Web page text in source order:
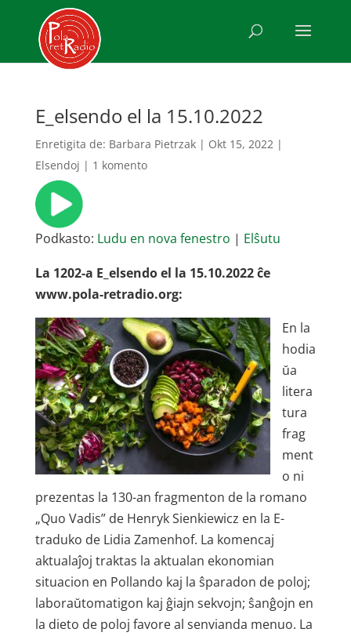
E_elsendo el la 15.10.2022
Enretigita de: Barbara Pietrzak| Okt 15, 2022|
Elsendoj | 1 komento
Podkasto: Ludu en nova fenestro | Elŝutu
La 1202-a E_elsendo el la 15.10.2022 ĉe
www.pola-retradio.org:
En la
hodia
ŭa
litera
tura
frag
ment
o ni
prezentas la 130-an fragmenton de la romano
„Quo Vadis” de Henryk Sienkiewicz en la E-
traduko de Lidia Zamenhof. La komencaj
aktualaĵoj traktas la aktualan ekonomian
situacion en Pollando kaj la ŝparadon de poloj;
laboraŭtomatigon kaj ĝiajn sekvojn; ŝanĝojn en
la dieto de poloj favore al senvianda menuo. La